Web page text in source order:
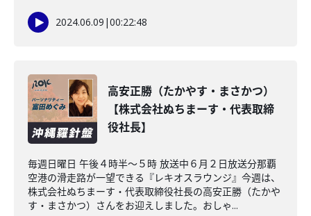
2024.06.09 |00:22:48
高安正勝（たかやす・まさかつ）
【株式会社ぬちまーす・代表取締
役社長】
毎週日曜日 午後４時半～５時 放送中６月２日放送分那覇
空港の滑走路が一望できる『レキオスラウンジ』今週は、
株式会社ぬちまーす・代表取締役社長の高安正勝（たかや
す・まさかつ）さんをお迎えしました。おしゃ...